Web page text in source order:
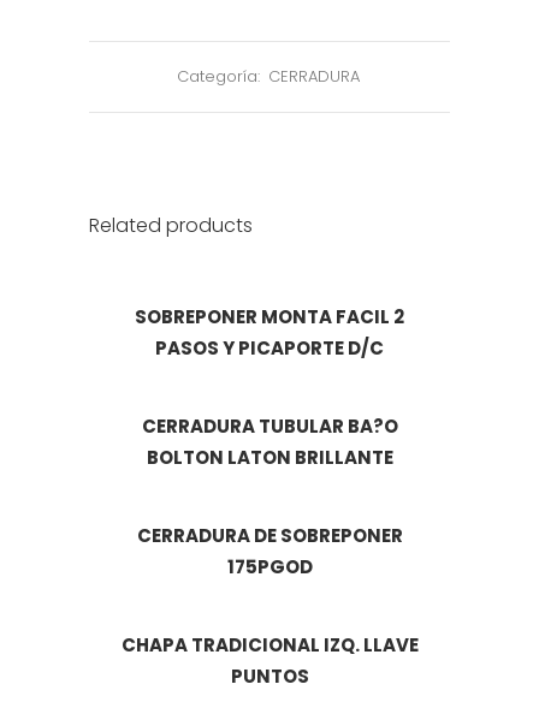
Categoría: CERRADURA
Related products
SOBREPONER MONTA FACIL 2
PASOS Y PICAPORTE D/C
CERRADURA TUBULAR BA?O
BOLTON LATON BRILLANTE
CERRADURA DE SOBREPONER
175PGOD
CHAPA TRADICIONAL IZQ. LLAVE
PUNTOS